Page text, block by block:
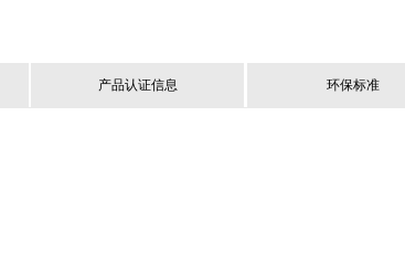
产品认证信息 环保标准